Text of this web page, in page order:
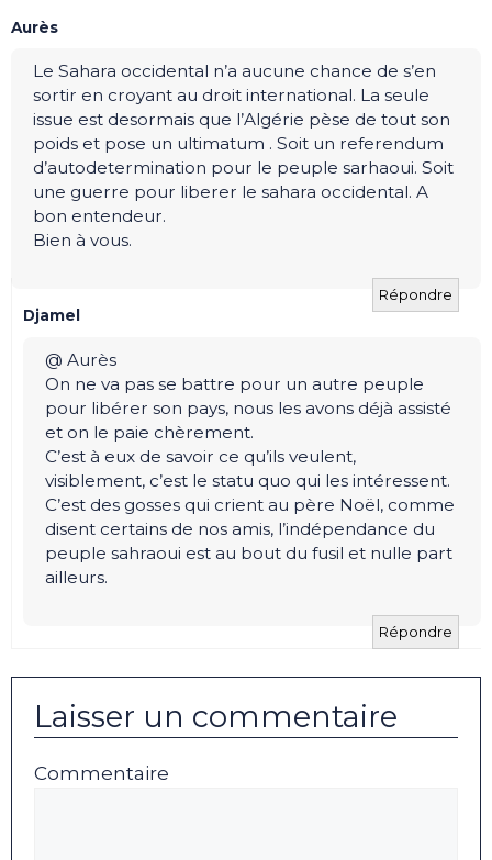
Aurès
Le Sahara occidental n’a aucune chance de s’en
sortir en croyant au droit international. La seule
issue est desormais que l’Algérie pèse de tout son
poids et pose un ultimatum . Soit un referendum
d’autodetermination pour le peuple sarhaoui. Soit
une guerre pour liberer le sahara occidental. A
bon entendeur.
Bien à vous.
Répondre
Djamel
@ Aurès
On ne va pas se battre pour un autre peuple
pour libérer son pays, nous les avons déjà assisté
et on le paie chèrement.
C’est à eux de savoir ce qu’ils veulent,
visiblement, c’est le statu quo qui les intéressent.
C’est des gosses qui crient au père Noël, comme
disent certains de nos amis, l’indépendance du
peuple sahraoui est au bout du fusil et nulle part
ailleurs.
Répondre
Laisser un commentaire
Commentaire